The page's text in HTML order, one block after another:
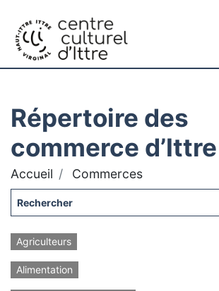
Répertoire des
commerce d’Ittre
Accueil Commerces
Agriculteurs
Alimentation